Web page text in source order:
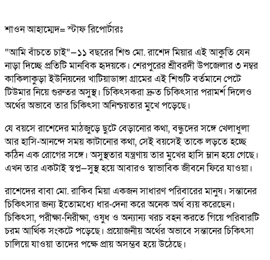
শাওন আহাম্মেদ= স্টাফ রিপোর্টারঃ
“আমি বাঁচতে চাই”—১১ বছরের শিশু মো. রাশেদ মিয়ার এই আকুতি যেন
নাড়া দিচ্ছে প্রতিটি মানবিক হৃদয়কে। শেরপুরের শ্রীবরদী উপজেলার ৩ নম্বর
কাকিলাকুড়া ইউনিয়নের খাটিয়াডাঙ্গা গ্রামের এই শিশুটি বর্তমানে পেটে
টিউমার নিয়ে গুরুতর অসুস্থ। চিকিৎসকরা দ্রুত চিকিৎসার পরামর্শ দিলেও
অর্থের অভাবে তার চিকিৎসা অনিশ্চয়তার মুখে পড়েছে।
যে বয়সে রাশেদের মাঠজুড়ে ছুটে বেড়ানোর কথা, বন্ধুদের সঙ্গে খেলাধুলা
আর হাসি-আনন্দে সময় কাটানোর কথা, সেই বয়সেই তাকে লড়তে হচ্ছে
কঠিন এক রোগের সঙ্গে। অসুস্থতার যন্ত্রণায় তার মুখের হাসি ম্লান হয়ে গেছে।
এখন তার একটাই স্বপ্ন—সুস্থ হয়ে আবারও স্বাভাবিক জীবনে ফিরে যাওয়া।
রাশেদের বাবা মো. রাকিব মিয়া একজন সাধারণ পরিবারের মানুষ। সন্তানের
চিকিৎসার জন্য ইতোমধ্যে ধার-দেনা করে অনেক অর্থ ব্যয় করেছেন।
চিকিৎসা, পরীক্ষা-নিরীক্ষা, ওষুধ ও অন্যান্য খরচ বহন করতে গিয়ে পরিবারটি
চরম আর্থিক সংকটে পড়েছে। প্রয়োজনীয় অর্থের অভাবে সন্তানের চিকিৎসা
চালিয়ে যাওয়া তাদের পক্ষে প্রায় অসম্ভব হয়ে উঠেছে।